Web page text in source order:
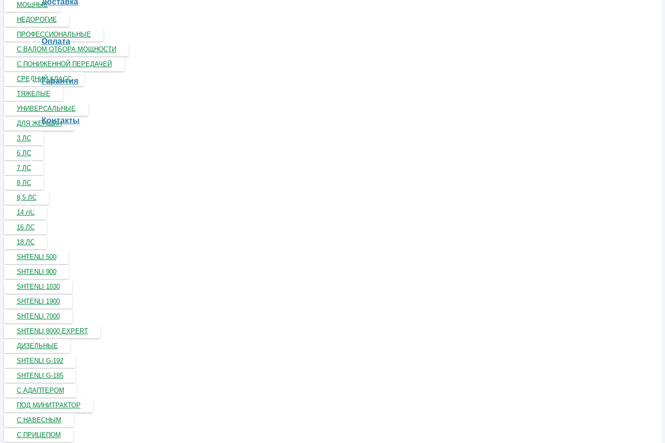
Доставка
Оплата
Гарантия
Контакты
Вы отложили
МОЩНЫЕ
НЕДОРОГИЕ
ПРОФЕССИОНАЛЬНЫЕ
С ВАЛОМ ОТБОРА МОЩНОСТИ
С ПОНИЖЕННОЙ ПЕРЕДАЧЕЙ
СРЕДНИЙ КЛАСС
ТЯЖЕЛЫЕ
УНИВЕРСАЛЬНЫЕ
ДЛЯ ЖЕНЩИН
3 ЛС
6 ЛС
7 ЛС
8 ЛС
8,5 ЛС
14 ЛС
16 ЛС
18 ЛС
SHTENLI 500
SHTENLI 900
SHTENLI 1030
SHTENLI 1900
SHTENLI 7000
SHTENLI 8000 EXPERT
ДИЗЕЛЬНЫЕ
SHTENLI G-192
SHTENLI G-185
С АДАПТЕРОМ
ПОД МИНИТРАКТОР
С НАВЕСНЫМ
С ПРИЦЕПОМ